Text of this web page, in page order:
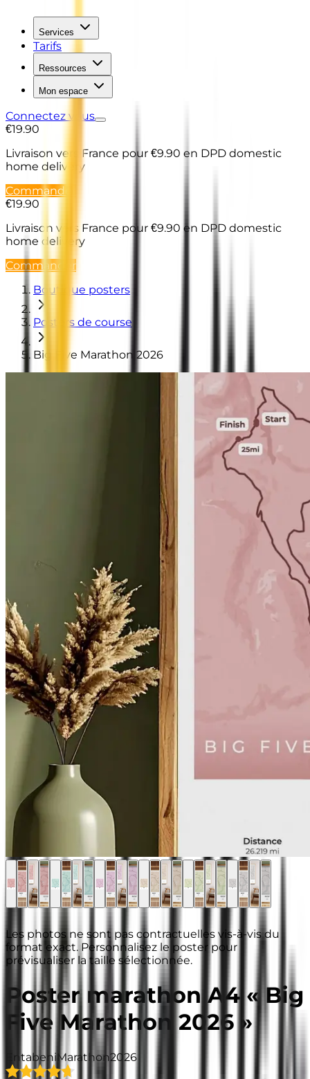
Services
Tarifs
Ressources
Mon espace
Connectez vous
€19.90
Livraison vers France pour €9.90 en DPD domestic
home delivery
Commander
€19.90
Livraison vers France pour €9.90 en DPD domestic
home delivery
Commander
Boutique posters
Posters de course
Big Five Marathon 2026
Les photos ne sont pas contractuelles vis-à-vis du
format exact. Personnalisez le poster pour
prévisualiser la taille sélectionnée.
Poster marathon A4 « Big
Five Marathon 2026 »
Entabeni Marathon2026